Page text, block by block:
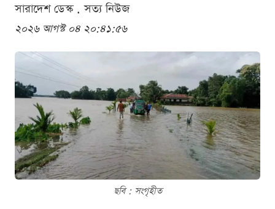
সারাদেশ ডেস্ক . সত্য নিউজ
২০২৬ আগস্ট ০৪ ২০:৪১:৫৬
ছবি : সংগৃহীত